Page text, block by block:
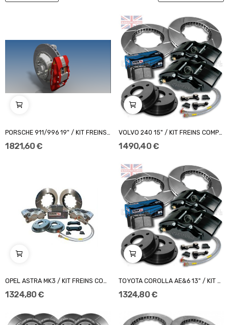
PORSCHE 911/996 19" / KIT FREINS COMPBRAKE...
1 821,60 €
VOLVO 240 15" / KIT FREINS COMPBRAKE PRO RACE...
1 490,40 €
OPEL ASTRA MK3 / KIT FREINS COMPBRAKE PRO RACE...
1 324,80 €
TOYOTA COROLLA AE&6 13" / KIT FREINS COMPBRAKE...
1 324,80 €